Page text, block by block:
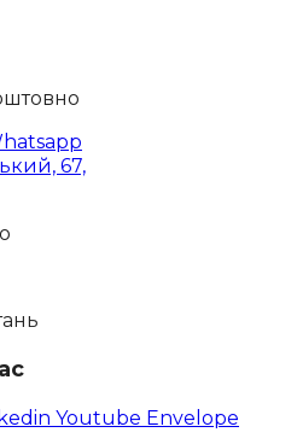
67,
Youtube Envelope